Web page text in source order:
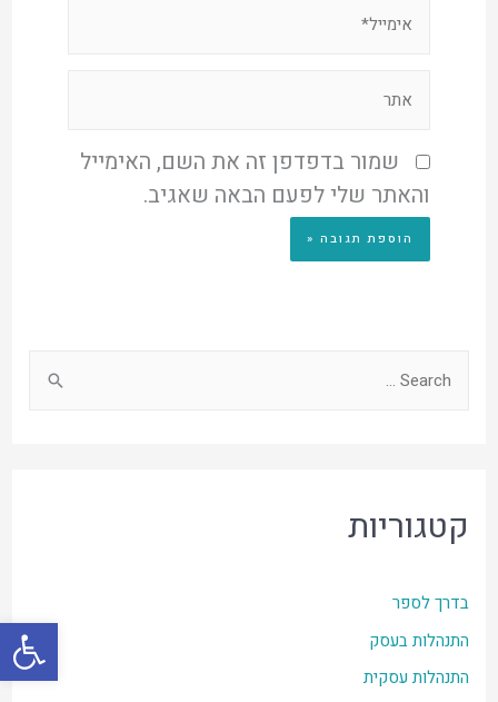
פתח
שמור בדפדפן זה את השם, האימייל
והאתר שלי לפעם הבאה שאגיב.
קטגוריות
בדרך לספר
התנהלות בעסק
התנהלות עסקית